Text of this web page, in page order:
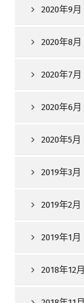
2020年9月
2020年8月
2020年7月
2020年6月
2020年5月
2019年3月
2019年2月
2019年1月
2018年12月